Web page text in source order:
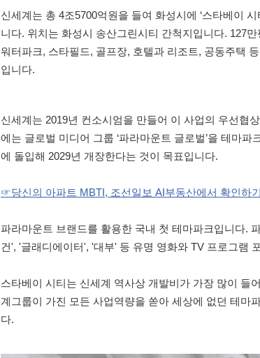
신세계는 총 4조5700억원을 들여 화성시에 ‘스타베이
니다. 위치는 화성시 송산그린시티 간척지입니다. 127
워터파크, 스타필드, 골프장, 호텔과 리조트, 공동주택
입니다.
신세계는 2019년 컨소시엄을 만들어 이 사업의 우선협
에는 글로벌 미디어 그룹 ‘파라마운트 글로벌’을 테마
에 돌입해 2029년 개장한다는 것이 목표입니다.
☞당신의 아파트 MBTI, 조선일보 AI부동산에서 확인하기
파라마운트 브랜드를 활용한 국내 첫 테마파크입니다.
건', '글래디에이터', '대부' 등 유명 영화와 TV 프로그램
스타베이 시티는 신세계 역사상 개발비가 가장 많이 들
계그룹이 가진 모든 사업역량을 쏟아 세상에 없던 테마
다.